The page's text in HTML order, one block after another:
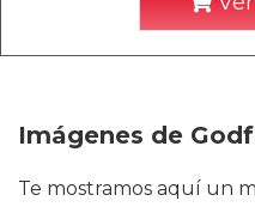
Imágenes de
Te mostramos aquí un